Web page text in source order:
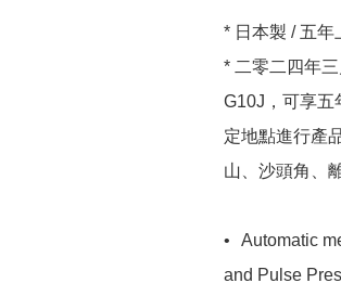
* 日本製 / 五年
* 二零二四年
G10J，可享五
定地點進行產
山、沙頭角、
•	Automatic measurement of Systolic, Diastolic, Pulse Rate
and Pulse